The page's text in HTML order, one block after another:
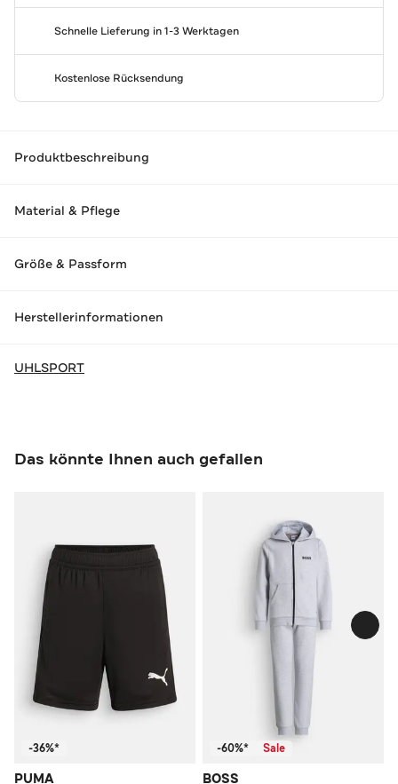
Schnelle Lieferung in 1-3 Werktagen
Kostenlose Rücksendung
Produktbeschreibung
Material & Pflege
Größe & Passform
Herstellerinformationen
UHLSPORT
Das könnte Ihnen auch gefallen
-36%*
PUMA
-60%* Sale
BOSS